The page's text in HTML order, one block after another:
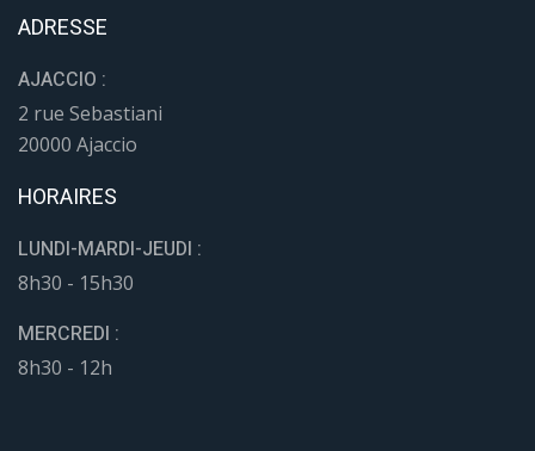
ADRESSE
AJACCIO :
2 rue Sebastiani
20000 Ajaccio
HORAIRES
LUNDI-MARDI-JEUDI :
8h30 - 15h30
MERCREDI :
8h30 - 12h